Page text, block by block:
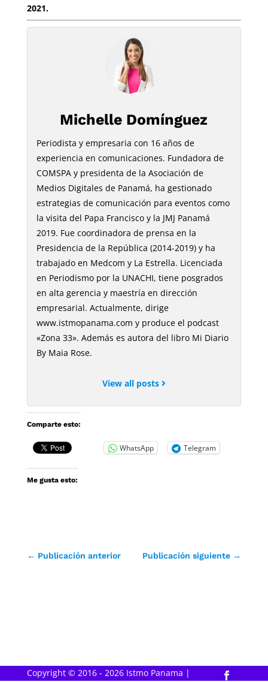
2021.
Michelle Domínguez
Periodista y empresaria con 16 años de
experiencia en comunicaciones. Fundadora de
COMSPA y presidenta de la Asociación de
Medios Digitales de Panamá, ha gestionado
estrategias de comunicación para eventos como
la visita del Papa Francisco y la JMJ Panamá
2019. Fue coordinadora de prensa en la
Presidencia de la República (2014-2019) y ha
trabajado en Medcom y La Estrella. Licenciada
en Periodismo por la UNACHI, tiene posgrados
en alta gerencia y maestría en dirección
empresarial. Actualmente, dirige
www.istmopanama.com y produce el podcast
«Zona 33». Además es autora del libro Mi Diario
By Maia Rose.
View all posts
Comparte esto:
WhatsApp Telegram
Me gusta esto:
← Publicación anterior Publicación siguiente →
Copyright © 2016 - 2026 Istmo Panama |